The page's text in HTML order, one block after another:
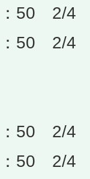
：50 2/4
：50 2/4
：50 2/4
：50 2/4